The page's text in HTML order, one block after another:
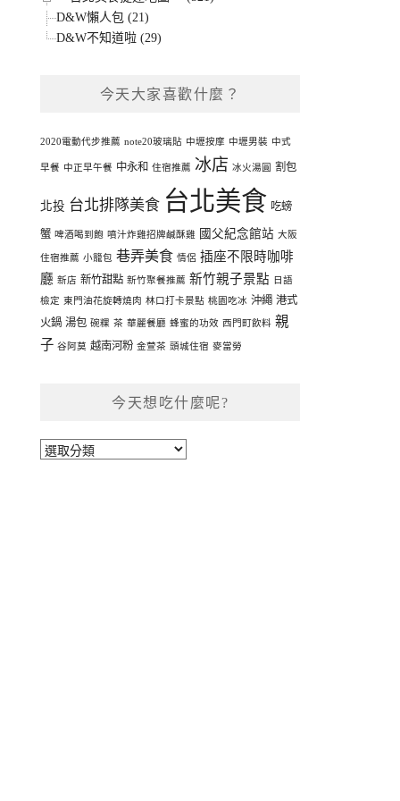
D&W懶人包 (21)
D&W不知道啦 (29)
今天大家喜歡什麼？
2020電動代步推薦 note20玻璃貼 中壢按摩 中壢男裝 中式
早餐 中正早午餐 中永和 住宿推薦 冰店 冰火湯圓 割包
北投 台北排隊美食 台北美食 吃螃
蟹 啤酒喝到飽 噴汁炸雞招牌鹹酥雞 國父紀念館站 大阪
住宿推薦 小籠包 巷弄美食 情侶 插座不限時咖啡
廳 新店 新竹甜點 新竹聚餐推薦 新竹親子景點 日語
檢定 東門油花旋轉燒肉 林口打卡景點 桃園吃冰 沖繩 港式
火鍋 湯包 碗粿 茶 華麗餐廳 蜂蜜的功效 西門町飲料 親
子 谷阿莫 越南河粉 金萱茶 頭城住宿 麥當勞
今天想吃什麼呢?
今